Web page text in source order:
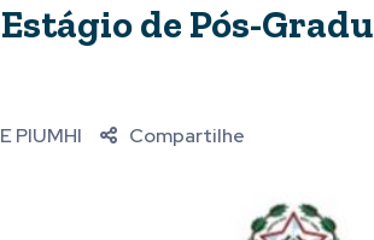
de Pós-
PIUMHI Compartilhe